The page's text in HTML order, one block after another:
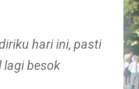
hari ini, pasti
lagi besok